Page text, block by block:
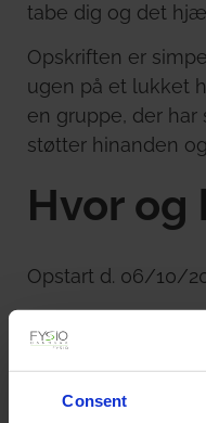
Consent
tabe dig og det
Opskriften er
ugen på et lukket
en gruppe, der har
støtter hinanden
Hvor og
Opstart d. 06/10/
Mandage kl. 19.10-
Torsdage kl. 06.30-